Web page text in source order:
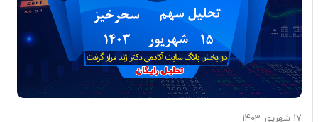
17 شهریور 1403